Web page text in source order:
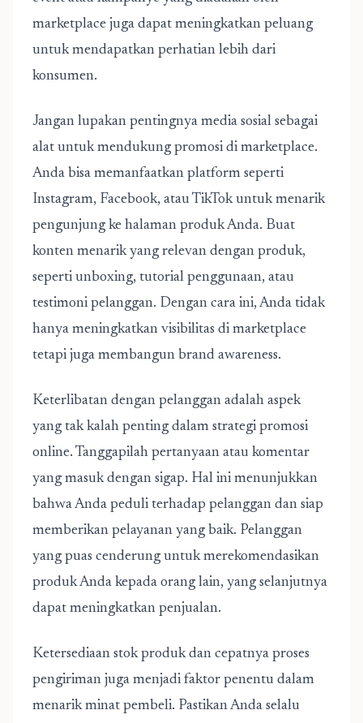
marketplace juga dapat meningkatkan peluang
untuk mendapatkan perhatian lebih dari
konsumen.
Jangan lupakan pentingnya media sosial sebagai
alat untuk mendukung promosi di marketplace.
Anda bisa memanfaatkan platform seperti
Instagram, Facebook, atau TikTok untuk menarik
pengunjung ke halaman produk Anda. Buat
konten menarik yang relevan dengan produk,
seperti unboxing, tutorial penggunaan, atau
testimoni pelanggan. Dengan cara ini, Anda tidak
hanya meningkatkan visibilitas di marketplace
tetapi juga membangun brand awareness.
Keterlibatan dengan pelanggan adalah aspek
yang tak kalah penting dalam strategi promosi
online. Tanggapilah pertanyaan atau komentar
yang masuk dengan sigap. Hal ini menunjukkan
bahwa Anda peduli terhadap pelanggan dan siap
memberikan pelayanan yang baik. Pelanggan
yang puas cenderung untuk merekomendasikan
produk Anda kepada orang lain, yang selanjutnya
dapat meningkatkan penjualan.
Ketersediaan stok produk dan cepatnya proses
pengiriman juga menjadi faktor penentu dalam
menarik minat pembeli. Pastikan Anda selalu